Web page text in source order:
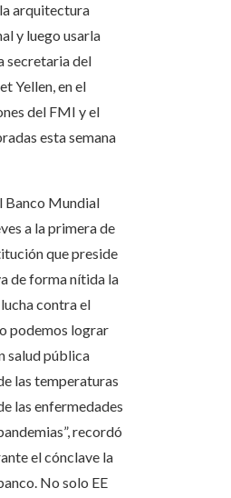
arquitectura
y luego usarla
secretaria del
Yellen, en el
del FMI y el
esta semana
Banco Mundial
a la primera de
que preside
de forma nítida la
contra el
podemos lograr
salud pública
las temperaturas
las enfermedades
recordó
el cónclave la
No solo EE